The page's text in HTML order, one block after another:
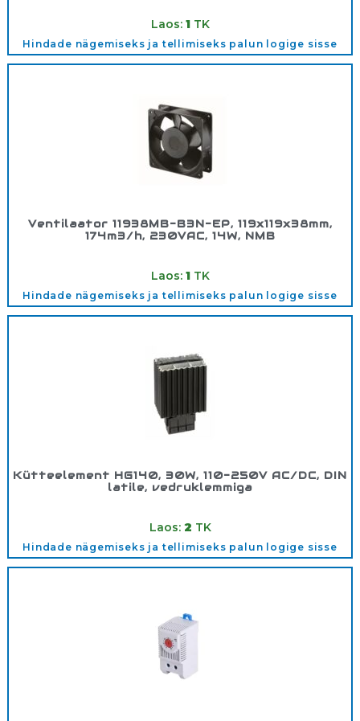
Laos: 1TK
Hindade nägemiseks ja tellimiseks palun logige sisse
Ventilaator 11938MB-B3N-EP, 119x119x38mm,
174m3/h, 230VAC, 14W, NMB
Laos: 1TK
Hindade nägemiseks ja tellimiseks palun logige sisse
Kütteelement HG140, 30W, 110-250V AC/DC, DIN
latile, vedruklemmiga
Laos: 2 TK
Hindade nägemiseks ja tellimiseks palun logige sisse